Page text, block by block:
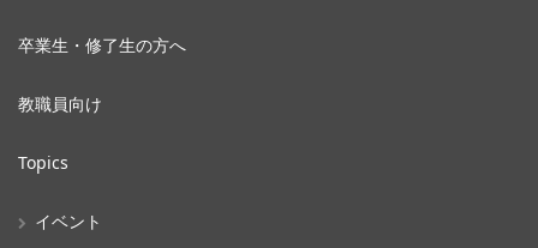
卒業生・修了生の方へ
教職員向け
Topics
イベント